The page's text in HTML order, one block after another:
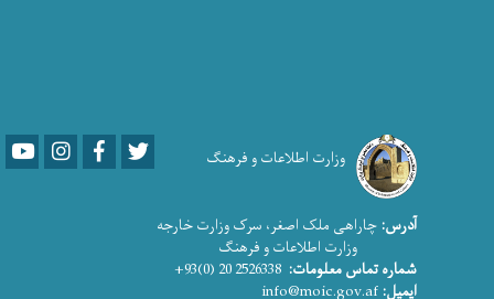
وزارت اطلاعات و فرهنگ YoutubeLinkedInFacebook
آدرس: چاراهی ملک اصغر، سرک وزارت خارجه
وزارت اطلاعات و فرهنگ
شماره تماس معلومات:
ایمیل: